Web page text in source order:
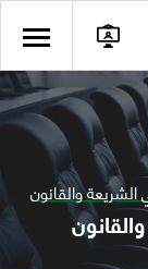
والقانون